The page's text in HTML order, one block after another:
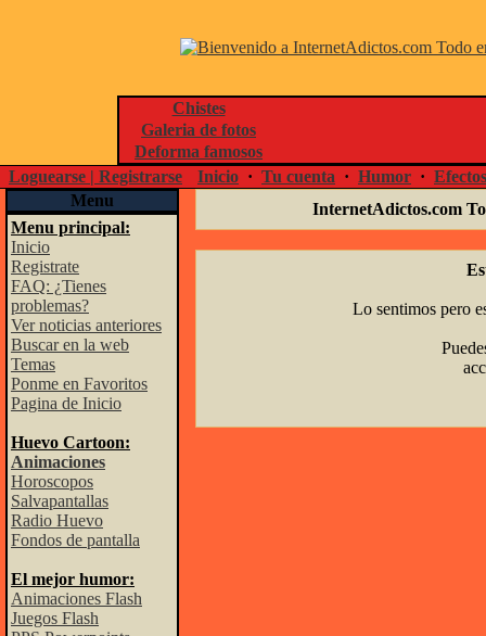
Chistes
Galeria de fotos
Deforma famosos
Loguearse | Registrarse
Inicio · Tu cuenta · Humor ·
Menu
Menu principal:
Inicio
Registrate
FAQ: ¿Tienes
problemas?
Ver noticias anteriores
Buscar en la web
Temas
Ponme en Favoritos
Pagina de Inicio
Huevo Cartoon:
Animaciones
Horoscopos
Salvapantallas
Radio Huevo
Fondos de pantalla
El mejor humor:
Animaciones Flash
Juegos Flash
InternetAdictos.com
Lo sentimos pero